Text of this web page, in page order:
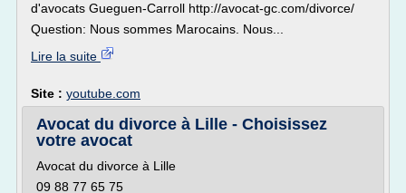
d'avocats Gueguen-Carroll http://avocat-gc.com/divorce/
Question: Nous sommes Marocains. Nous...
Lire la suite
Site : youtube.com
Avocat du divorce à Lille - Choisissez
votre avocat
Avocat du divorce à Lille
09 88 77 65 75